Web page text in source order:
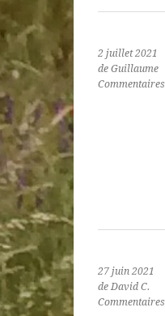
2 juillet 2021
de Guillaume
27 juin 2021
de David C.